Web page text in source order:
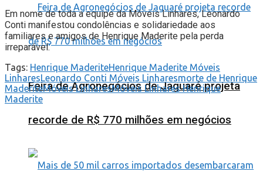
Feira de Agronegócios de Jaguaré projeta
recorde de R$ 770 milhões em negócios
Em nome de toda a equipe da Móveis Linhares, Leonardo
Conti manifestou condolências e solidariedade aos
familiares e amigos de Henrique Maderite pela perda
irreparável.
Tags: Henrique MaderiteHenrique Maderite Móveis
LinharesLeonardo Conti Móveis Linharesmorte de Henrique
MaderiteMóveis LinharesMóveis Linhares Henrique
Maderite